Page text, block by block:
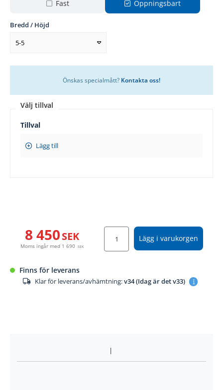
Fast Öppningsbart
Bredd / Höjd
5-5
Önskas specialmått? Kontakta oss!
Välj tillval
Tillval
Lägg till
Lägg i varukorgen
8 450SEK
Moms ingår med 1 690 SEK
Finns för leverans
Klar för leverans/avhämtning:v34 (Idag är det v33)